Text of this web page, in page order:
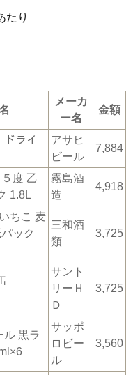
たり
メーカ
ー名
金額
ドライ
アサヒ
ビール
7,884
度 乙
1.8L
霧島酒
造
4,918
ちこ 麦
ック
三和酒
類
3,725
サント
リーＨ
Ｄ
3,725
ル 黒ラ
サッポ
ロビー
ル
3,560